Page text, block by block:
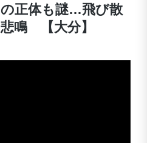
正体も謎…飛び散
鳴 【大分】